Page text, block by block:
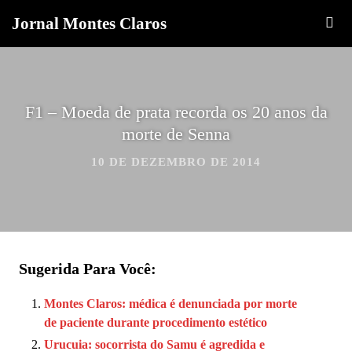
Jornal Montes Claros
F1 – Moeda de prata recorda os 20 anos da
morte de Senna
10 DE DEZEMBRO DE 2014
Sugerida Para Você:
Montes Claros: médica é denunciada por morte
de paciente durante procedimento estético
Urucuia: socorrista do Samu é agredida e